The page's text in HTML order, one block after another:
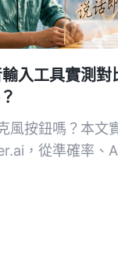
入工具實測對
風按鈕嗎？本文
，從準確率、